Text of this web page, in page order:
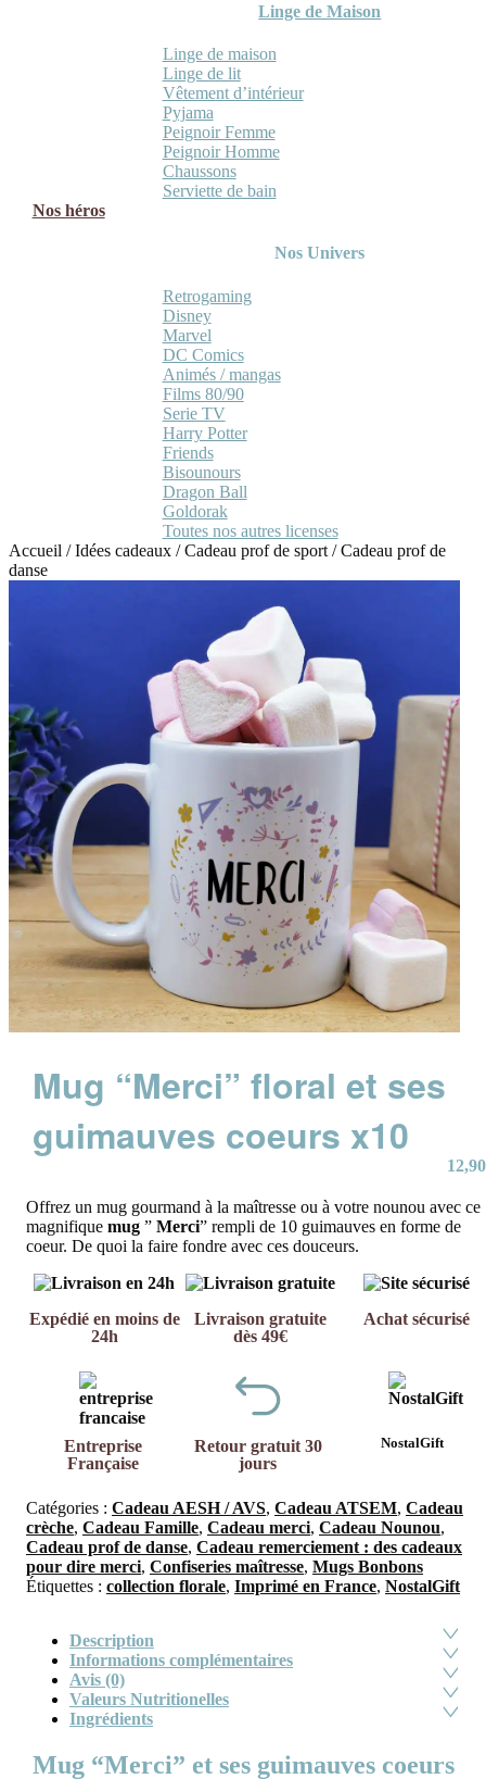
Linge de Maison
Linge de maison
Linge de lit
Vêtement d’intérieur
Pyjama
Peignoir Femme
Peignoir Homme
Chaussons
Serviette de bain
Nos héros
Nos Univers
Retrogaming
Disney
Marvel
DC Comics
Animés / mangas
Films 80/90
Serie TV
Harry Potter
Friends
Bisounours
Dragon Ball
Goldorak
Toutes nos autres licenses
Accueil /Idées cadeaux /Cadeau prof de sport /Cadeau prof de
danse
Mug “Merci” floral et ses
guimauves coeurs x10
12,90
Offrez un mug gourmand à la maîtresse ou à votre nounou avec ce
magnifique mug ” Merci” rempli de 10 guimauves en forme de
coeur. De quoi la faire fondre avec ces douceurs.
Expédié en moins de
24h
Livraison gratuite
dès 49€
Achat sécurisé
Entreprise
Française
Retour gratuit 30
jours
NostalGift
Catégories : Cadeau AESH / AVS, Cadeau ATSEM, Cadeau
crèche, Cadeau Famille, Cadeau merci, Cadeau Nounou,
Cadeau prof de danse, Cadeau remerciement : des cadeaux
pour dire merci, Confiseries maîtresse, Mugs Bonbons
Étiquettes : collection florale, Imprimé en France, NostalGift
Description
Informations complémentaires
Avis (0)
Valeurs Nutritionelles
Ingrédients
Mug “Merci” et ses guimauves coeurs